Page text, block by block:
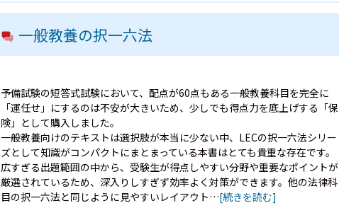
一般教養の択一六法
予備試験の短答式試験において、配点が60点もある一般教養科目を完全に
「運任せ」にするのは不安が大きいため、少しでも得点力を底上げする「保
険」として購入しました。
一般教養向けのテキストは選択肢が本当に少ない中、LECの択一六法シリー
ズとして知識がコンパクトにまとまっている本書はとても貴重な存在です。
広すぎる出題範囲の中から、受験生が得点しやすい分野や重要なポイントが
厳選されているため、深入りしすぎず効率よく対策ができます。他の法律科
目の択一六法と同じように見やすいレイアウト…[続きを読む]